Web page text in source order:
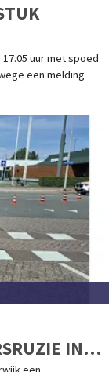
17.05 uur met spoed
een melding
IN